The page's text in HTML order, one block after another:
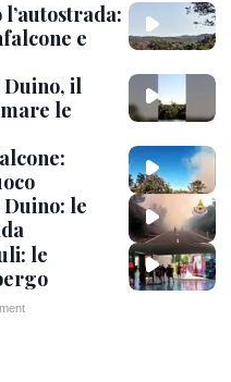
e
il
le
le
le